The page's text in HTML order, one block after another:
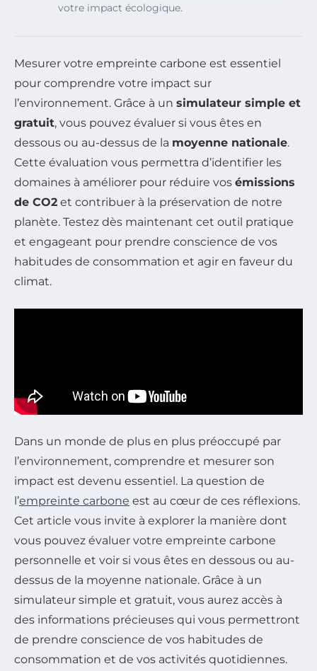
votre impact écologique.
Mesurer votre empreinte carbone est essentiel
pour comprendre votre impact sur
l’environnement. Grâce à un simulateur simple et
gratuit, vous pouvez évaluer si vous êtes en
dessous ou au-dessus de la moyenne nationale.
Cette évaluation vous permettra d’identifier les
domaines à améliorer pour réduire vos émissions
de CO2 et contribuer à la préservation de notre
planète. Testez dès maintenant cet outil pratique
et engageant pour prendre conscience de vos
habitudes de consommation et agir en faveur du
climat.
Dans un monde de plus en plus préoccupé par
l’environnement, comprendre et mesurer son
impact est devenu essentiel. La question de
l’empreinte carbone est au cœur de ces réflexions.
Cet article vous invite à explorer la manière dont
vous pouvez évaluer votre empreinte carbone
personnelle et voir si vous êtes en dessous ou au-
dessus de la moyenne nationale. Grâce à un
simulateur simple et gratuit, vous aurez accès à
des informations précieuses qui vous permettront
de prendre conscience de vos habitudes de
consommation et de vos activités quotidiennes.